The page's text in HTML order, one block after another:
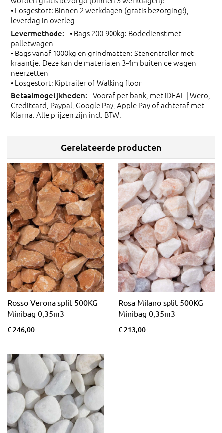
• Losgestort: Binnen 2 werkdagen (gratis bezorging!),
leverdag in overleg
• Bags 200-900kg: Bodedienst met
palletwagen
• Bags vanaf 1000kg en grindmatten: Stenentrailer met
kraantje. Deze kan de materialen 3-4m buiten de wagen
neerzetten
• Losgestort: Kiptrailer of Walking floor
Vooraf per bank, met iDEAL | Wero,
Creditcard, Paypal, Google Pay, Apple Pay of achteraf met
Klarna. Alle prijzen zijn incl. BTW.
Gerelateerde producten
Rosso Verona split 500KG
Minibag 0,35m3
€ 246,00
Rosa Milano split 500KG
Minibag 0,35m3
€ 213,00